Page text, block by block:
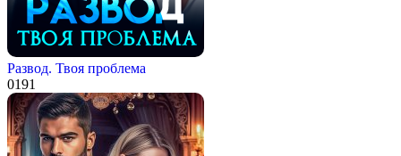
Развод. Твоя проблема
0191